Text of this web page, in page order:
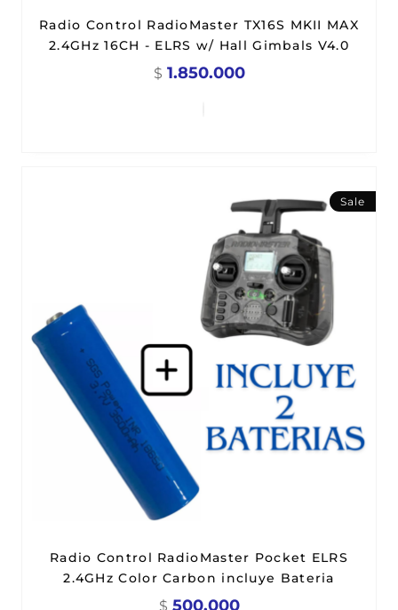
Radio Control RadioMaster TX16S MKII MAX
2.4GHz 16CH - ELRS w/ Hall Gimbals V4.0
$ 1.850.000
Sale
Radio Control RadioMaster Pocket ELRS
2.4GHz Color Carbon incluye Bateria
$ 500.000